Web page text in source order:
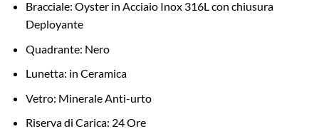
Bracciale: Oyster in Acciaio Inox 316L con chiusura
Deployante
Quadrante: Nero
Lunetta: in Ceramica
Vetro: Minerale Anti-urto
Riserva di Carica: 24 Ore